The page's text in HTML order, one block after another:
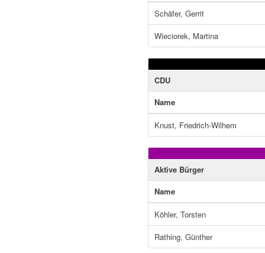
Schäfer, Gerrit
Wieciorek, Martina
CDU
Name
Knust, Friedrich-Wilhem
Aktive Bürger
Name
Köhler, Torsten
Rathing, Günther